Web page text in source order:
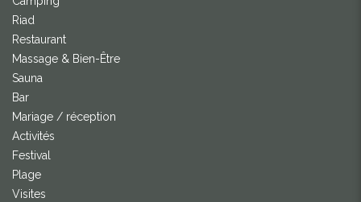
Riad
Restaurant
Massage & Bien-Être
Sauna
Bar
Mariage / réception
Activités
Festival
Plage
Visites